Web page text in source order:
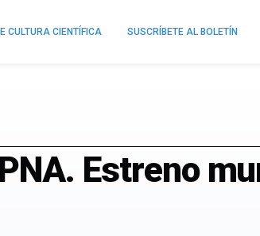
CULTURA CIENTÍFICA SUSCRÍBETE AL BOLETÍN
Estreno